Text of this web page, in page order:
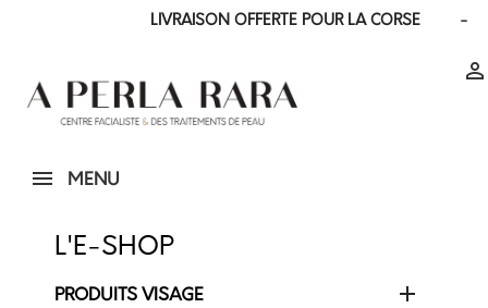
LIVRAISON OFFERTE POUR LA CORSE -

MENU
L'E-SHOP
PRODUITS VISAGE 